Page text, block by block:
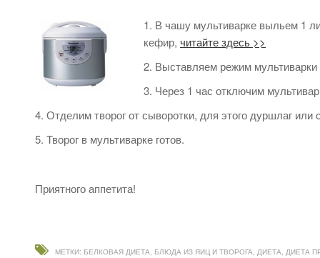
В чашу мультиварке выльем 1
кефир, читайте здесь >>
Выставляем режим
Через 1 час отключим
Отделим творог от сыворотки, для этого дуршлаг
Творог в мультиварке готов.
Приятного аппетита!
МЕТКИ: БЕЛКОВАЯ ДИЕТА, БЛЮДА ИЗ ЯИЦ И ТВОРОГА, ДИЕТА, ДИЕТА